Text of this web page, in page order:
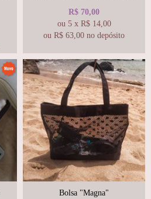
R$ 70,00
ou 5 x R$ 14,00
ou R$ 63,00 no depósito
Bolsa "Magna"